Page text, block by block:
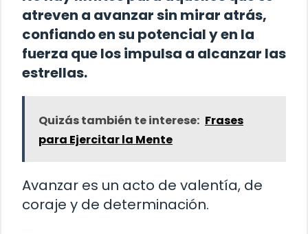
atreven a avanzar sin mirar atrás,
confiando en su potencial y en la
fuerza que los impulsa a alcanzar las
estrellas.
Quizás también te interese: Frases
para Ejercitar la Mente
Avanzar es un acto de valentía, de
coraje y de determinación.